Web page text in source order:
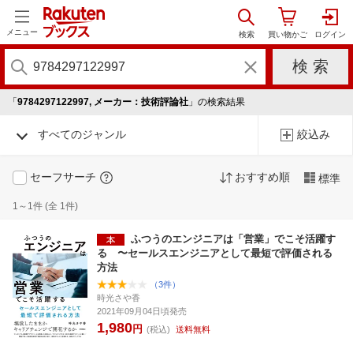
メニュー
「 9784297122997, メーカー：技術評論社 」の検索結果
すべてのジャンル 絞込み
セーフサーチ おすすめ順 標準
1～1件 (全 1件)
ふつうのエンジニアは「営業」でこそ活躍す
る 〜セールスエンジニアとして最短で評価される
方法
（3件）
時光さや香
2021年09月04日頃発売
1,980円 (税込) 送料無料